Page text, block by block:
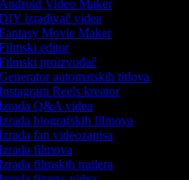
Video Maker
izrađivač videa
Movie Maker
editor
proizvođač
automatskih titlova
Reels kreator
Q&A videa
biografskih filmova
fan videozapisa
filmova
filmskih trailera